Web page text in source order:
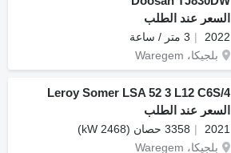
السعر عند الطلب
2022
3 متر / ساعة
بلجيكا، Waregem
Leroy Somer LSA 52 3 L12 C6S/4
السعر عند الطلب
2021
3358 حصان (2468 kW)
بلجيكا، Waregem